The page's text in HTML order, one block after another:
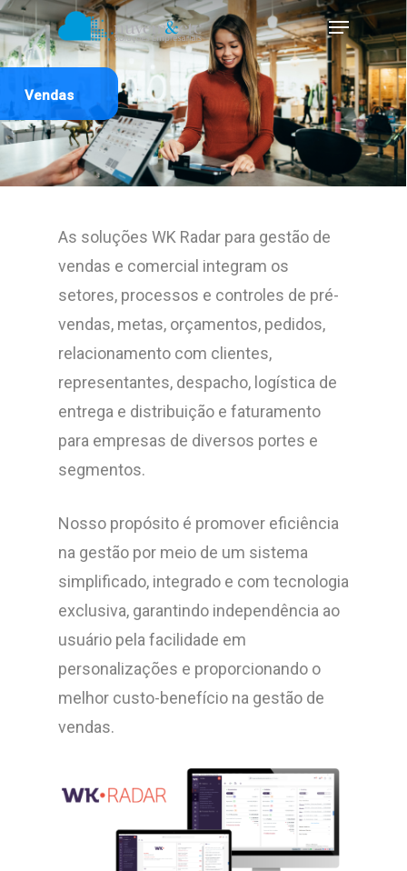
Skip
to
main
content
Menu
Vendas
As soluções WK Radar para gestão de
vendas e comercial integram os
setores, processos e controles de pré-
vendas, metas, orçamentos, pedidos,
relacionamento com clientes,
representantes, despacho, logística de
entrega e distribuição e faturamento
para empresas de diversos portes e
segmentos.
Nosso propósito é promover eficiência
na gestão por meio de um sistema
simplificado, integrado e com tecnologia
exclusiva, garantindo independência ao
usuário pela facilidade em
personalizações e proporcionando o
melhor custo-benefício na gestão de
vendas.
Close
Menu